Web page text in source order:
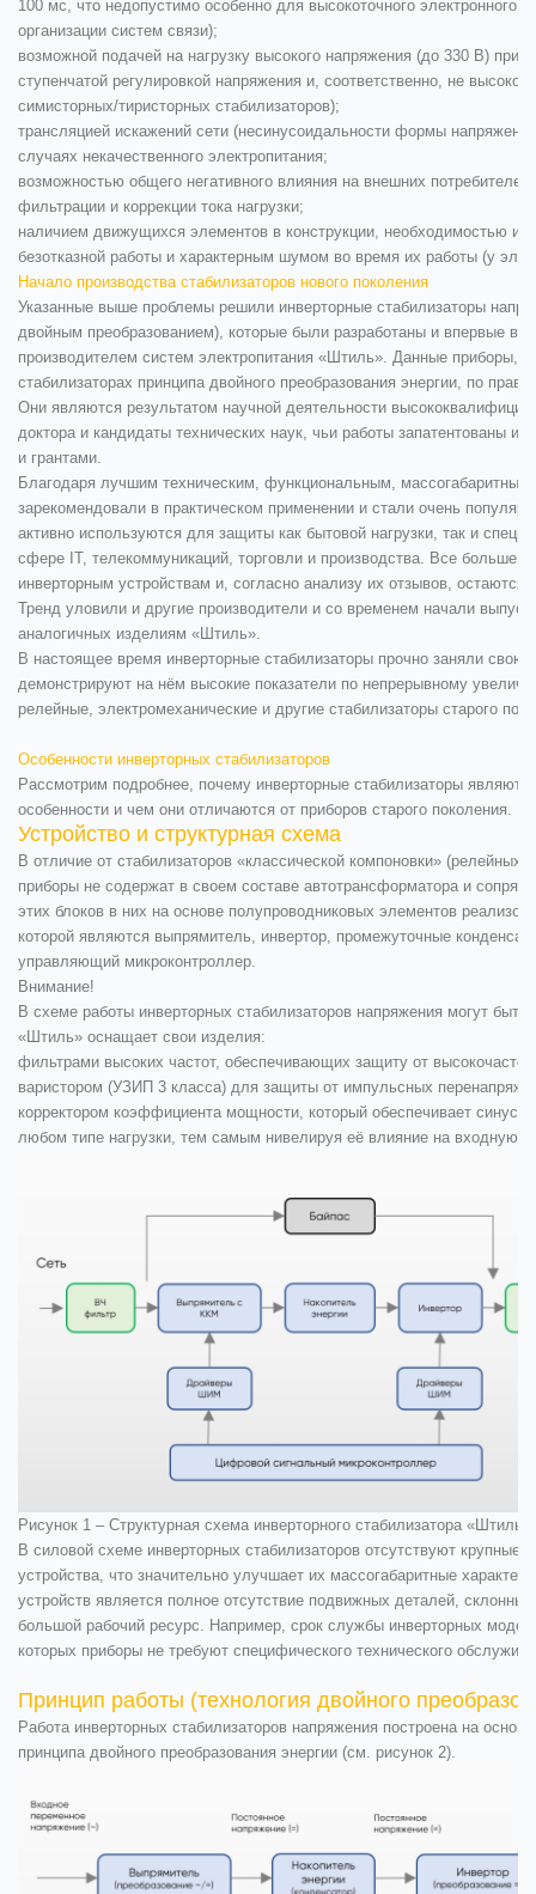
100 мс, что недопустимо особенно для высокоточного электронного
организации систем связи);
возможной подачей на нагрузку высокого напряжения (до 330 В) при
ступенчатой регулировкой напряжения и, соответственно, не
симисторных/тиристорных стабилизаторов);
трансляцией искажений сети (несинусоидальности формы
случаях некачественного электропитания;
возможностью общего негативного влияния на внешних
фильтрации и коррекции тока нагрузки;
наличием движущихся элементов в конструкции, необходимостью их
безотказной работы и характерным шумом во время их работы (у
Начало производства стабилизаторов нового поколения
Указанные выше проблемы решили инверторные стабилизаторы
двойным преобразованием), которые были разработаны и впервые
производителем систем электропитания «Штиль». Данные приборы,
стабилизаторах принципа двойного преобразования энергии, по
Они являются результатом научной деятельности
доктора и кандидаты технических наук, чьи работы запатентованы
и грантами.
Благодаря лучшим техническим, функциональным, массогабаритным
зарекомендовали в практическом применении и стали очень
активно используются для защиты как бытовой нагрузки, так и
сфере IT, телекоммуникаций, торговли и производства. Все больше
инверторным устройствам и, согласно анализу их отзывов,
Тренд уловили и другие производители и со временем начали
аналогичных изделиям «Штиль».
В настоящее время инверторные стабилизаторы прочно заняли свою
демонстрируют на нём высокие показатели по непрерывному
релейные, электромеханические и другие стабилизаторы старого
Особенности инверторных стабилизаторов
Рассмотрим подробнее, почему инверторные стабилизаторы
особенности и чем они отличаются от приборов старого поколения.
Устройство и структурная схема
В отличие от стабилизаторов «классической компоновки»
приборы не содержат в своем составе автотрансформатора и
этих блоков в них на основе полупроводниковых элементов
которой являются выпрямитель, инвертор, промежуточные
управляющий микроконтроллер.
Внимание!
В схеме работы инверторных стабилизаторов напряжения могут
«Штиль» оснащает свои изделия:
фильтрами высоких частот, обеспечивающих защиту от
варистором (УЗИП 3 класса) для защиты от импульсных
корректором коэффициента мощности, который обеспечивает
любом типе нагрузки, тем самым нивелируя её влияние на входную
Рисунок 1 – Структурная схема инверторного стабилизатора «Штиль»
В силовой схеме инверторных стабилизаторов отсутствуют
устройства, что значительно улучшает их массогабаритные
устройств является полное отсутствие подвижных деталей,
большой рабочий ресурс. Например, срок службы инверторных
которых приборы не требуют специфического технического
Принцип работы (технология двойного
Работа инверторных стабилизаторов напряжения построена на
принципа двойного преобразования энергии (см. рисунок 2).